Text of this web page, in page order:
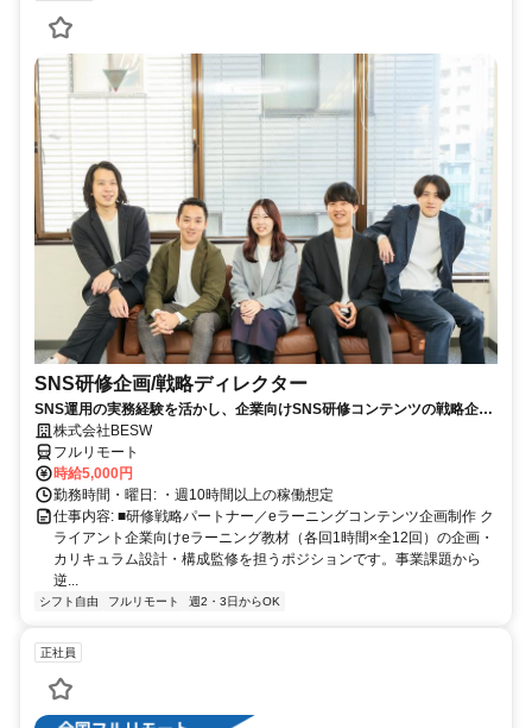
SNS研修企画/戦略ディレクター
SNS運用の実務経験を活かし、企業向けSNS研修コンテンツの戦略企
画・カリキュラム設計・監修を担う上流ポジションです。
株式会社BESW
フルリモート
時給5,000円
勤務時間・曜日: ・週10時間以上の稼働想定
仕事内容: ■研修戦略パートナー／eラーニングコンテンツ企画制作 ク
ライアント企業向けeラーニング教材（各回1時間×全12回）の企画・
カリキュラム設計・構成監修を担うポジションです。事業課題から
逆...
シフト自由 フルリモート 週2・3日からOK
正社員